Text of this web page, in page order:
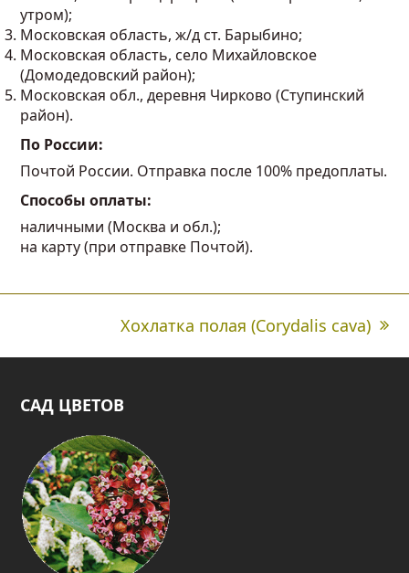
утром);
Московская область, ж/д ст. Барыбино;
Московская область, село Михайловское
(Домодедовский район);
Московская обл., деревня Чирково (Ступинский
район).
По России:
Почтой России. Отправка после 100% предоплаты.
Способы оплаты:
наличными (Москва и обл.);
на карту (при отправке Почтой).
next
post:
Хохлатка полая (Corydalis cava)
САД ЦВЕТОВ